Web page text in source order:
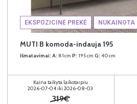
EKSPOZICINĖ PREKĖ NUKAINOTA
MUTI B komoda-indauja 195
Išmatavimai: A: 81cm P: 195cm G: 40cm
Kaina taikyta laikotarpiu
2026-07-04 iki 2026-08-03
319€